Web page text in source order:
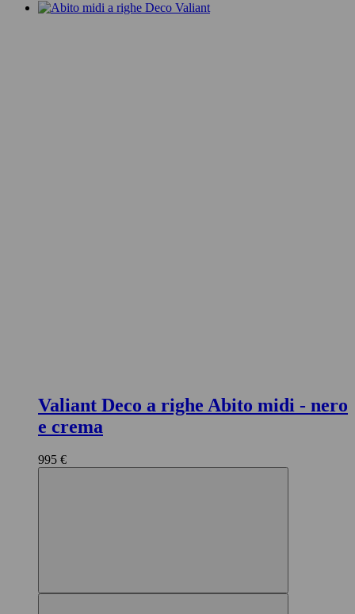
Valiant Deco a righe Abito midi - nero
e crema
995 €